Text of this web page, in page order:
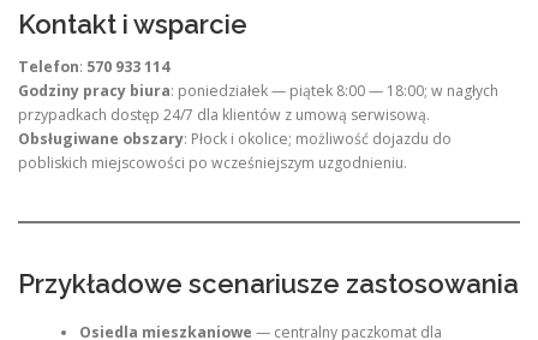
Kontakt i wsparcie
Telefon: 570 933 114
Godziny pracy biura: poniedziałek — piątek 8:00 — 18:00; w nagłych
przypadkach dostęp 24/7 dla klientów z umową serwisową.
Obsługiwane obszary: Płock i okolice; możliwość dojazdu do
pobliskich miejscowości po wcześniejszym uzgodnieniu.
Przykładowe scenariusze zastosowania
Osiedla mieszkaniowe — centralny paczkomat dla